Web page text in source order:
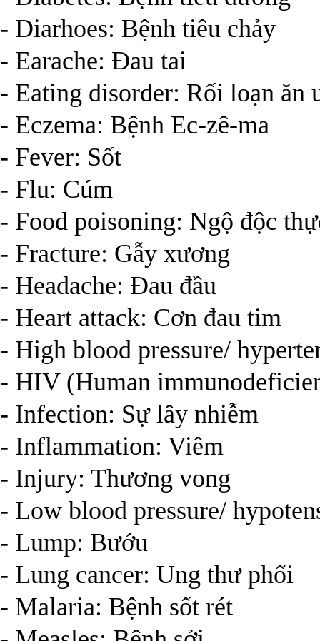
- Diarhoes: Bệnh tiêu chảy
- Earache: Đau tai
- Eating disorder: Rối loạn ăn
- Eczema: Bệnh Ec-zê-ma
- Fever: Sốt
- Flu: Cúm
- Food poisoning: Ngộ độc
- Fracture: Gẫy xương
- Headache: Đau đầu
- Heart attack: Cơn đau tim
- High blood pressure/
- HIV (Human
- Infection: Sự lây nhiễm
- Inflammation: Viêm
- Injury: Thương vong
- Low blood pressure/
- Lump: Bướu
- Lung cancer: Ung thư phổi
- Malaria: Bệnh sốt rét